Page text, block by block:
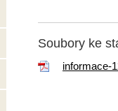
Soubory ke
informace-